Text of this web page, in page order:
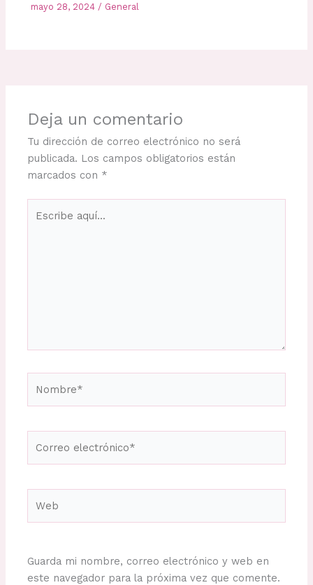
mayo 28, 2024 / General
Deja un comentario
Tu dirección de correo electrónico no será
publicada. Los campos obligatorios están
marcados con *
aquí...
electrónico*
Guarda mi nombre, correo electrónico y web en
este navegador para la próxima vez que comente.